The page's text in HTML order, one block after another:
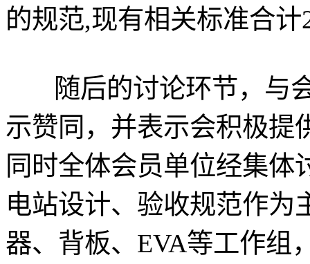
的规范,现有相关标准合计
随后的讨论环节，与会
示赞同，并表示会积极提
同时全体会员单位经集体
电站设计、验收规范作为
器、背板、EVA等工作组